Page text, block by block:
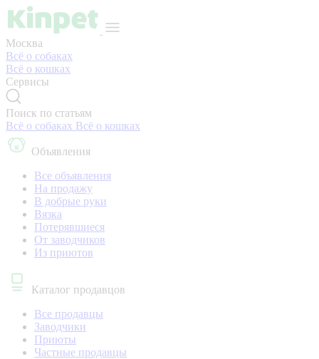
Москва
Всё о собаках
Всё о кошках
Сервисы
Поиск по статьям
Всё о собаках Всё о кошках
Объявления
Все объявления
На продажу
В добрые руки
Вязка
Потерявшиеся
От заводчиков
Из приютов
Каталог продавцов
Все продавцы
Заводчики
Приюты
Частные продавцы